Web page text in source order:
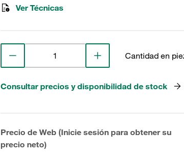
Ver Técnicas
Cantidad en
Consultar precios y disponibilidad de stock
Precio de Web (Inicie sesión para obtener su
precio neto)